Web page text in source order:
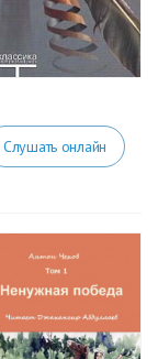
Слушать онлайн